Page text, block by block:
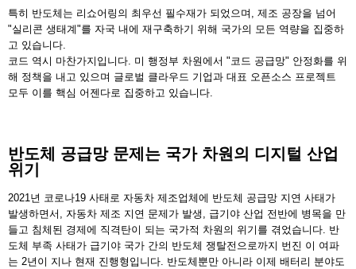
특히 반도체는 리쇼어링의 최우선 필수재가 되었으며, 제조 공장을 넘어
"실리콘 생태계"를 자국 내에 재구축하기 위해 국가의 모든 역량을 집중하
고 있습니다.
코드 역시 마찬가지입니다. 미 행정부 차원에서 "코드 공급망" 안정화를 위
해 정책을 내고 있으며 글로벌 클라우드 기업과 대표 오픈소스 프로젝트
모두 이를 핵심 어젠다로 집중하고 있습니다.
반도체 공급망 문제는 국가 차원의 디지털 산업
위기
2021년 코로나19 사태로 자동차 제조업체에 반도체 공급망 지연 사태가
발생하면서, 자동차 제조 지연 문제가 발생, 급기야 산업 전반에 병목을 만
들고 침체된 경제에 직격탄이 되는 국가적 차원의 위기를 겪었습니다. 반
도체 부족 사태가 급기야 국가 간의 반도체 쟁탈전으로까지 번진 이 여파
는 2년이 지나 현재 진행형입니다. 반도체뿐만 아니라 이제 배터리 분야도